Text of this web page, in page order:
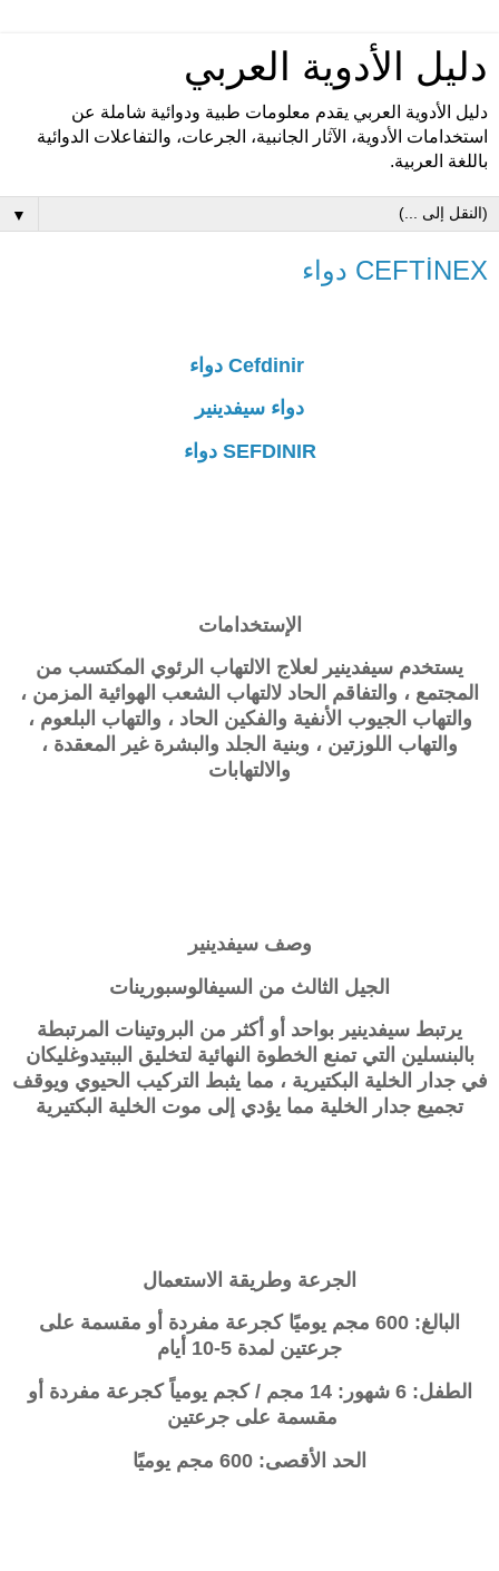
دليل الأدوية العربي
دليل الأدوية العربي يقدم معلومات طبية ودوائية شاملة عن
استخدامات الأدوية، الآثار الجانبية، الجرعات، والتفاعلات الدوائية
باللغة العربية.
▼
CEFTİNEX دواء
Cefdinir دواء
دواء سيفدينير
SEFDINIR دواء
الإستخدامات
يستخدم سيفدينير لعلاج الالتهاب الرئوي المكتسب من
المجتمع ، والتفاقم الحاد لالتهاب الشعب الهوائية المزمن ،
والتهاب الجيوب الأنفية والفكين الحاد ، والتهاب البلعوم ،
والتهاب اللوزتين ، وبنية الجلد والبشرة غير المعقدة ،
والالتهابات
وصفسيفدينير
الجيل الثالث من السيفالوسبورينات
يرتبط سيفدينير بواحد أو أكثر من البروتينات المرتبطة
بالبنسلين التي تمنع الخطوة النهائية لتخليق الببتيدوغليكان
في جدار الخلية البكتيرية ، مما يثبط التركيب الحيوي ويوقف
تجميع جدار الخلية مما يؤدي إلى موت الخلية البكتيرية
الجرعة وطريقة الاستعمال
البالغ: 600 مجم يوميًا كجرعة مفردة أو مقسمة على
جرعتين لمدة 5-10 أيام
الطفل: 6 شهور: 14 مجم / كجم يومياً كجرعة مفردة أو
مقسمة على جرعتين
الحد الأقصى: 600 مجم يوميًا